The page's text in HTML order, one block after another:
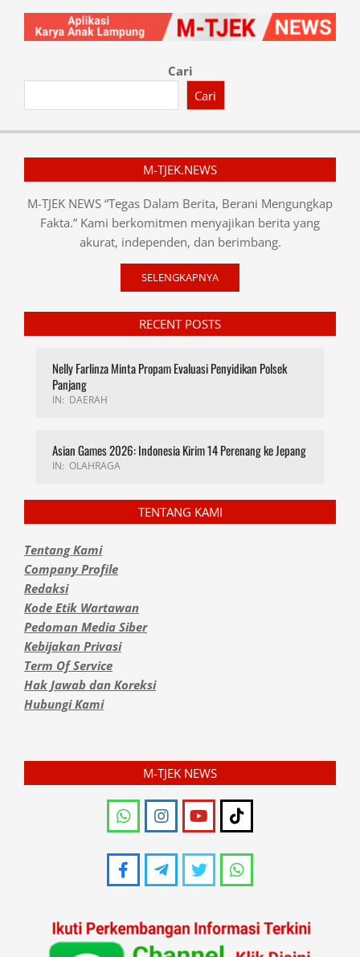
Cari
Cari
M-TJEK.NEWS
M-TJEK NEWS “Tegas Dalam Berita, Berani Mengungkap
Fakta.” Kami berkomitmen menyajikan berita yang
akurat, independen, dan berimbang.
SELENGKAPNYA
RECENT POSTS
Nelly Farlinza Minta Propam Evaluasi Penyidikan Polsek
Panjang
IN: DAERAH
Asian Games 2026: Indonesia Kirim 14 Perenang ke Jepang
IN: OLAHRAGA
TENTANG KAMI
Tentang Kami
Company Profile
Redaksi
Kode Etik Wartawan
Pedoman Media Siber
Kebijakan Privasi
Term Of Service
Hak Jawab dan Koreksi
Hubungi Kami
M-TJEK NEWS